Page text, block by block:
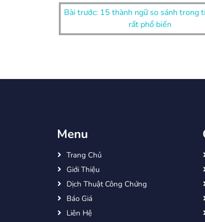
Điều
hướng
Bài trước: 15 thành ngữ so sánh trong
rất phổ biến
Menu
Trang Chủ
Giới Thiệu
Dịch Thuật Công Chứng
Báo Giá
Liên Hệ